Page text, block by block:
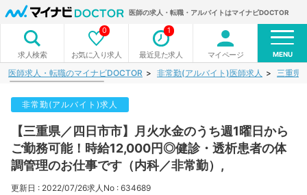
医師の求人・転職・アルバイトはマイナビDOCTOR
求人検索 お気に入り求人
0
最近見た求人
1
マイページ MENU
医師求人・転職のマイナビDOCTOR 非常勤(アルバイト)医師求人 三重県
非常勤(アルバイト)求人
【三重県／四日市市】月火水金のうち週1曜日から
ご勤務可能！時給12,000円◎健診・透析患者の体
調管理のお仕事です（内科／非常勤）,
更新日 : 2022/07/26求人No : 634689